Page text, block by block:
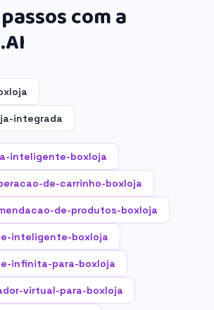
com a
integrada
inteligente-boxloja
de-carrinho-boxloja
de-produtos-boxloja
inteligente-boxloja
infinita-para-boxloja
virtual-para-boxloja